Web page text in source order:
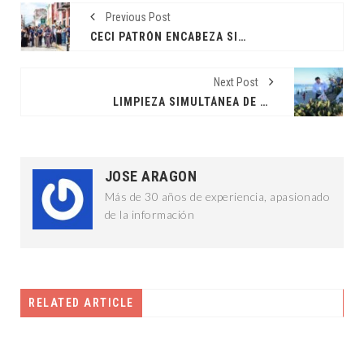
Previous Post
CECI PATRÓN ENCABEZA SIMULACRO NACIONAL
Next Post
LIMPIEZA SIMULTÁNEA DE PLAYAS YUCATECAS
JOSE ARAGON
Más de 30 años de experiencia, apasionado
de la información
RELATED ARTICLE